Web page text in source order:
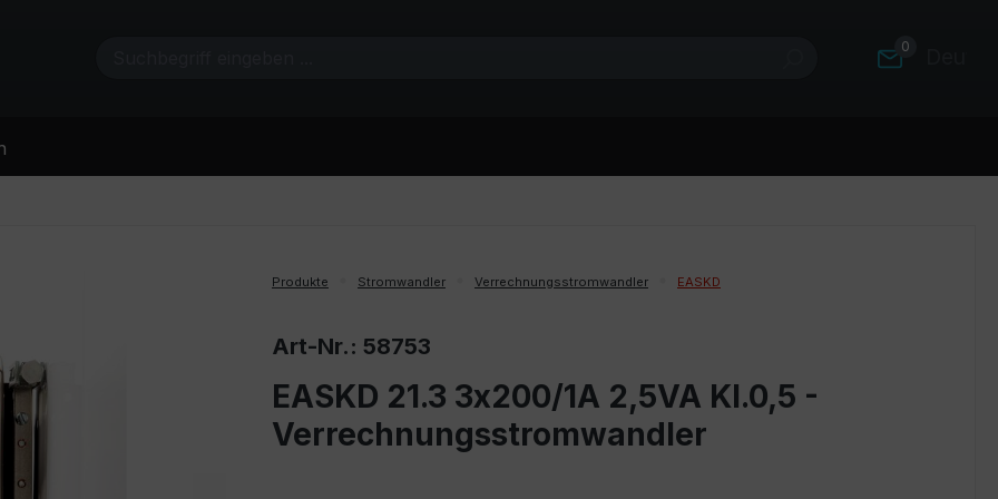
0
Produkte Stromwandler Verrechnungsstromwandler EASKD
Art-Nr.: 58753
EASKD 21.3 3x200/1A 2,5VA Kl.0,5 -
Verrechnungsstromwandler